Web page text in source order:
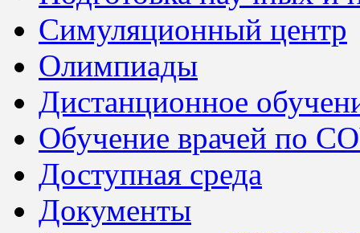
Симуляционный центр
Олимпиады
Дистанционное
Обучение врачей по
Доступная среда
Документы